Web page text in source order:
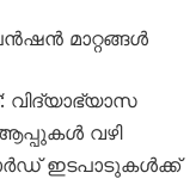
മാറ്റങ്ങൾ
വഴി
ഇടപാടുകൾക്ക്